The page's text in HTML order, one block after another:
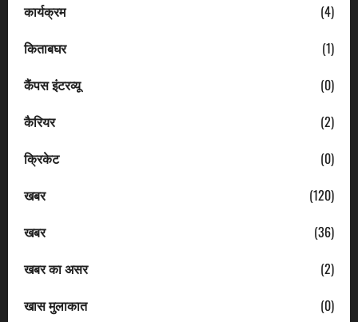
कार्यक्रम
(4)
किताबघर
(1)
कैंपस इंटरव्यू
(0)
कैरियर
(2)
क्रिकेट
(0)
खबर
(120)
खबर
(36)
खबर का असर
(2)
खास मुलाकात
(0)